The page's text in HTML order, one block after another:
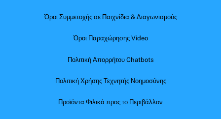
Όροι Συμμετοχής σε Παιχνίδια & Διαγωνισμούς
Όροι Παραχώρησης Video
Πολιτική Απορρήτου Chatbots
Πολιτική Χρήσης Τεχνητής Νοημοσύνης
Προϊόντα Φιλικά προς το Περιβάλλον